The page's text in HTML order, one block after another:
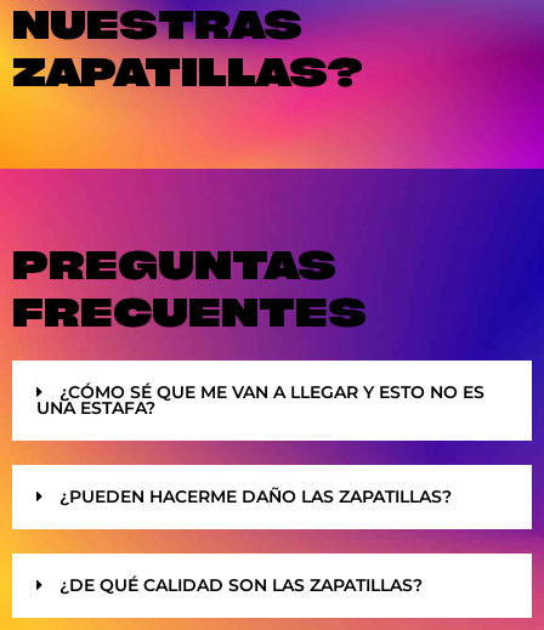
NUESTRAS
ZAPATILLAS?
PREGUNTAS
FRECUENTES
¿CÓMO SÉ QUE ME VAN A LLEGAR Y ESTO NO ES
UNA ESTAFA?
¿PUEDEN HACERME DAÑO LAS ZAPATILLAS?
¿DE QUÉ CALIDAD SON LAS ZAPATILLAS?